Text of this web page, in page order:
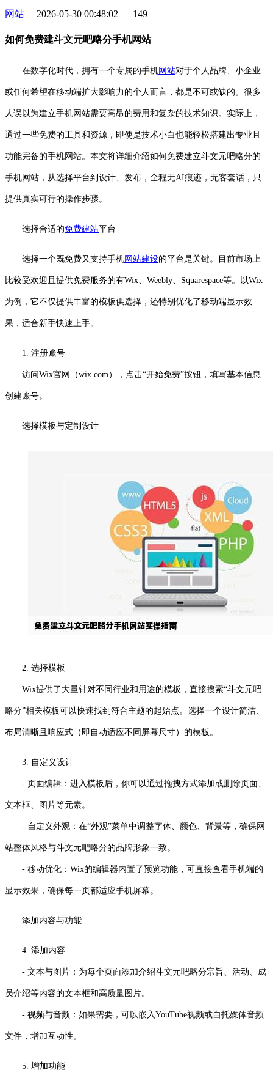
网站 2026-05-30 00:48:02 149
如何免费建斗文元吧略分手机网站
在数字化时代，拥有一个专属的手机网站对于个人品牌、小企业
或任何希望在移动端扩大影响力的个人而言，都是不可或缺的。很多
人误以为建立手机网站需要高昂的费用和复杂的技术知识。实际上，
通过一些免费的工具和资源，即使是技术小白也能轻松搭建出专业且
功能完备的手机网站。本文将详细介绍如何免费建立斗文元吧略分的
手机网站，从选择平台到设计、发布，全程无AI痕迹，无客套话，只
提供真实可行的操作步骤。
选择合适的免费建站平台
选择一个既免费又支持手机网站建设的平台是关键。目前市场上
比较受欢迎且提供免费服务的有Wix、Weebly、Squarespace等。以Wix
为例，它不仅提供丰富的模板供选择，还特别优化了移动端显示效
果，适合新手快速上手。
1. 注册账号
访问Wix官网（wix.com），点击“开始免费”按钮，填写基本信息
创建账号。
选择模板与定制设计
2. 选择模板
Wix提供了大量针对不同行业和用途的模板，直接搜索“斗文元吧
略分”相关模板可以快速找到符合主题的起始点。选择一个设计简洁、
布局清晰且响应式（即自动适应不同屏幕尺寸）的模板。
3. 自定义设计
- 页面编辑：进入模板后，你可以通过拖拽方式添加或删除页面、
文本框、图片等元素。
- 自定义外观：在“外观”菜单中调整字体、颜色、背景等，确保网
站整体风格与斗文元吧略分的品牌形象一致。
- 移动优化：Wix的编辑器内置了预览功能，可直接查看手机端的
显示效果，确保每一页都适应手机屏幕。
添加内容与功能
4. 添加内容
- 文本与图片：为每个页面添加介绍斗文元吧略分宗旨、活动、成
员介绍等内容的文本框和高质量图片。
- 视频与音频：如果需要，可以嵌入YouTube视频或自托媒体音频
文件，增加互动性。
5. 增加功能